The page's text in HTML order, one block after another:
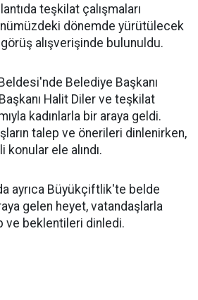
teşkilat çalışmaları
dönemde yürütülecek
alışverişinde bulunuldu.
Belediye Başkanı
Halit Diler ve teşkilat
kadınlarla bir araya geldi.
talep ve önerileri dinlenirken,
ele alındı.
ayrıca Büyükçiftlik'te belde
gelen heyet, vatandaşlarla
ve beklentileri dinledi.